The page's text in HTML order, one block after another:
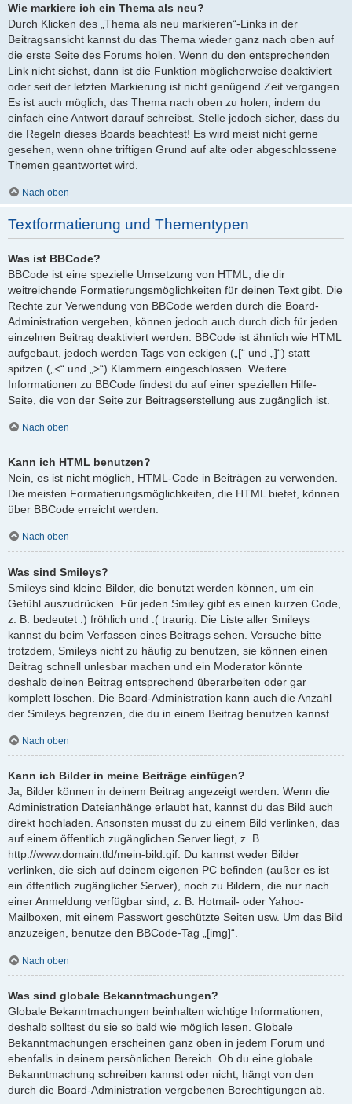
Wie markiere ich ein Thema als neu?
Durch Klicken des „Thema als neu markieren“-Links in der
Beitragsansicht kannst du das Thema wieder ganz nach oben auf
die erste Seite des Forums holen. Wenn du den entsprechenden
Link nicht siehst, dann ist die Funktion möglicherweise deaktiviert
oder seit der letzten Markierung ist nicht genügend Zeit vergangen.
Es ist auch möglich, das Thema nach oben zu holen, indem du
einfach eine Antwort darauf schreibst. Stelle jedoch sicher, dass du
die Regeln dieses Boards beachtest! Es wird meist nicht gerne
gesehen, wenn ohne triftigen Grund auf alte oder abgeschlossene
Themen geantwortet wird.
Nach oben
Textformatierung und Thementypen
Was ist BBCode?
BBCode ist eine spezielle Umsetzung von HTML, die dir
weitreichende Formatierungsmöglichkeiten für deinen Text gibt. Die
Rechte zur Verwendung von BBCode werden durch die Board-
Administration vergeben, können jedoch auch durch dich für jeden
einzelnen Beitrag deaktiviert werden. BBCode ist ähnlich wie HTML
aufgebaut, jedoch werden Tags von eckigen („[“ und „]“) statt
spitzen („<“ und „>“) Klammern eingeschlossen. Weitere
Informationen zu BBCode findest du auf einer speziellen Hilfe-
Seite, die von der Seite zur Beitragserstellung aus zugänglich ist.
Nach oben
Kann ich HTML benutzen?
Nein, es ist nicht möglich, HTML-Code in Beiträgen zu verwenden.
Die meisten Formatierungsmöglichkeiten, die HTML bietet, können
über BBCode erreicht werden.
Nach oben
Was sind Smileys?
Smileys sind kleine Bilder, die benutzt werden können, um ein
Gefühl auszudrücken. Für jeden Smiley gibt es einen kurzen Code,
z. B. bedeutet :) fröhlich und :( traurig. Die Liste aller Smileys
kannst du beim Verfassen eines Beitrags sehen. Versuche bitte
trotzdem, Smileys nicht zu häufig zu benutzen, sie können einen
Beitrag schnell unlesbar machen und ein Moderator könnte
deshalb deinen Beitrag entsprechend überarbeiten oder gar
komplett löschen. Die Board-Administration kann auch die Anzahl
der Smileys begrenzen, die du in einem Beitrag benutzen kannst.
Nach oben
Kann ich Bilder in meine Beiträge einfügen?
Ja, Bilder können in deinem Beitrag angezeigt werden. Wenn die
Administration Dateianhänge erlaubt hat, kannst du das Bild auch
direkt hochladen. Ansonsten musst du zu einem Bild verlinken, das
auf einem öffentlich zugänglichen Server liegt, z. B.
http://www.domain.tld/mein-bild.gif. Du kannst weder Bilder
verlinken, die sich auf deinem eigenen PC befinden (außer es ist
ein öffentlich zugänglicher Server), noch zu Bildern, die nur nach
einer Anmeldung verfügbar sind, z. B. Hotmail- oder Yahoo-
Mailboxen, mit einem Passwort geschützte Seiten usw. Um das Bild
anzuzeigen, benutze den BBCode-Tag „[img]“.
Nach oben
Was sind globale Bekanntmachungen?
Globale Bekanntmachungen beinhalten wichtige Informationen,
deshalb solltest du sie so bald wie möglich lesen. Globale
Bekanntmachungen erscheinen ganz oben in jedem Forum und
ebenfalls in deinem persönlichen Bereich. Ob du eine globale
Bekanntmachung schreiben kannst oder nicht, hängt von den
durch die Board-Administration vergebenen Berechtigungen ab.